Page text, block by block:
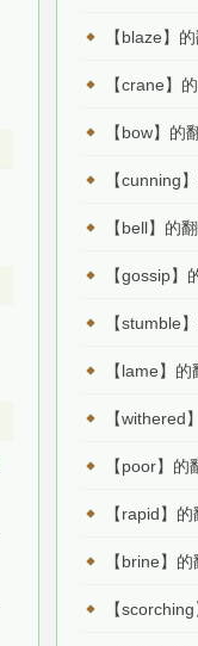
【blaze】
【crane】
【bow】的
【cunning
【bell】的
【gossip】
【stumble
【lame】
【withered
【poor】的
【rapid】
【brine】
【